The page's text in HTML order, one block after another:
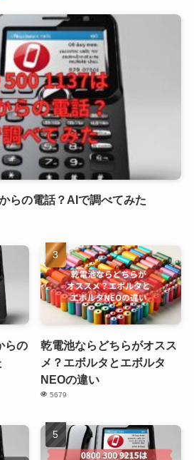
らの電話？AIで調べてみた
らの
乾電池ならどちらがオスス
メ？エボルタとエボルタ
NEOの違い
5679